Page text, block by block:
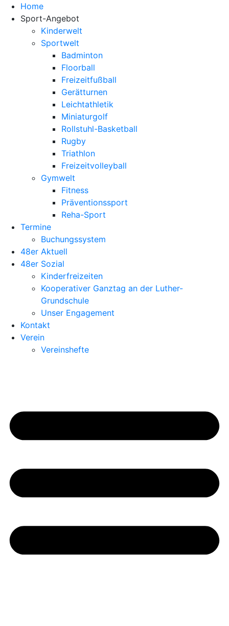
Home
Sport-Angebot
Kinderwelt
Sportwelt
Badminton
Floorball
Freizeitfußball
Gerätturnen
Leichtathletik
Miniaturgolf
Rollstuhl-Basketball
Rugby
Triathlon
Freizeitvolleyball
Gymwelt
Fitness
Präventionssport
Reha-Sport
Termine
Buchungssystem
48er Aktuell
48er Sozial
Kinderfreizeiten
Kooperativer Ganztag an der Luther-
Grundschule
Unser Engagement
Kontakt
Verein
Vereinshefte